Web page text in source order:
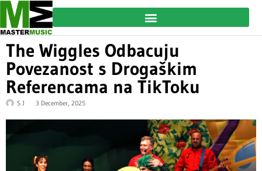
The Wiggles Odbacuju
Povezanost s Drogaškim
Referencama na TikToku
S J 3 December, 2025